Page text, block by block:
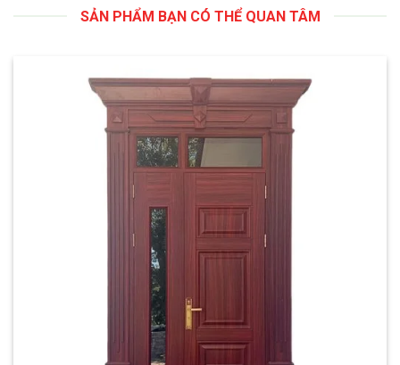
SẢN PHẨM BẠN CÓ THỂ QUAN TÂM